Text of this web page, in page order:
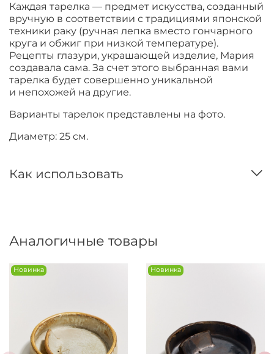
Каждая тарелка — предмет искусства, созданный
вручную в соответствии с традициями японской
техники раку (ручная лепка вместо гончарного
круга и обжиг при низкой температуре).
Рецепты глазури, украшающей изделие, Мария
создавала сама. За счет этого выбранная вами
тарелка будет совершенно уникальной
и непохожей на другие.
Варианты тарелок представлены на фото.
Диаметр: 25 см.
Как использовать
Аналогичные товары
Новинка Новинка